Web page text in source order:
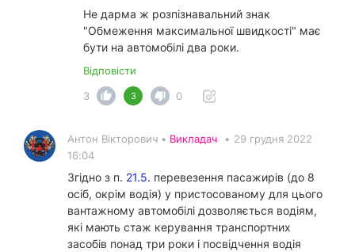
Не дарма ж розпізнавальний знак
"Обмеження максимальної швидкості" має
бути на автомобілі два роки.
Відповісти
3
3 0
Антон Вікторович • Викладач • 29 грудня 2022
16:04
Згідно з п. 21.5. перевезення пасажирів (до 8
осіб, окрім водія) у пристосованому для цього
вантажному автомобілі дозволяється водіям,
які мають стаж керування транспортних
засобів понад три роки і посвідчення водія